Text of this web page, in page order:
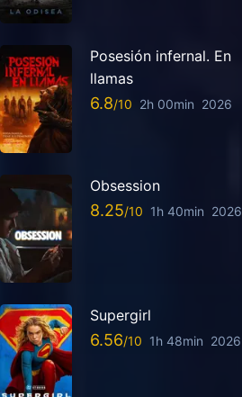
Posesión infernal. En
llamas
6.8 2h 00min 2026
Obsession
8.25 1h 40min 2026
Supergirl
6.56 1h 48min 2026